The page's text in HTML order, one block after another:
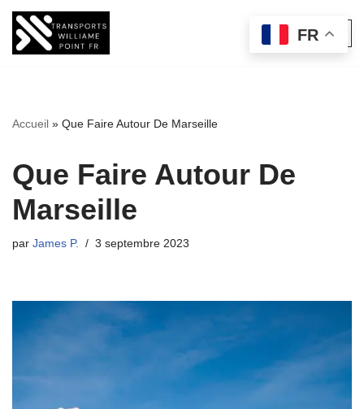
Aller
Accueil » Que Faire Autour De Marseille
Que Faire Autour De
Marseille
par James P. 3 septembre 2023
FR